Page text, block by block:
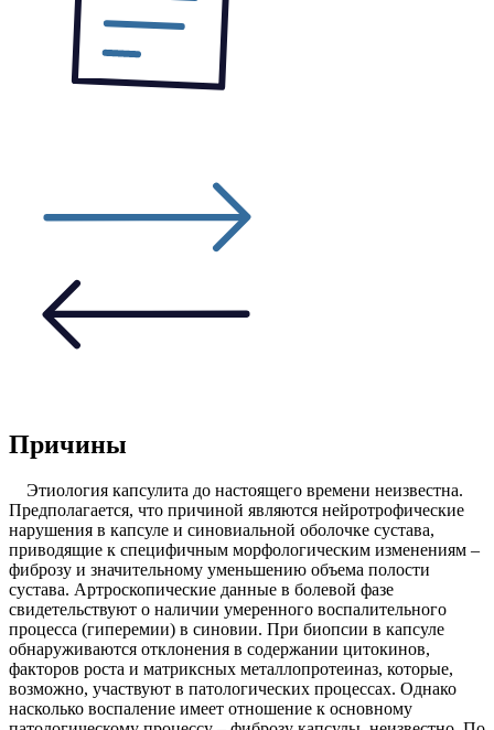
Причины
Этиология капсулита до настоящего времени неизвестна.
Предполагается, что причиной являются нейротрофические
нарушения в капсуле и синовиальной оболочке сустава,
приводящие к специфичным морфологическим изменениям –
фиброзу и значительному уменьшению объема полости
сустава. Артроскопические данные в болевой фазе
свидетельствуют о наличии умеренного воспалительного
процесса (гиперемии) в синовии. При биопсии в капсуле
обнаруживаются отклонения в содержании цитокинов,
факторов роста и матриксных металлопротеиназ, которые,
возможно, участвуют в патологических процессах. Однако
насколько воспаление имеет отношение к основному